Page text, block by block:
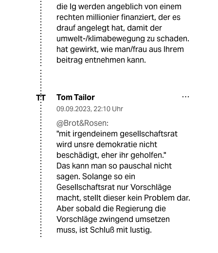
die lg werden angeblich von einem
rechten millionier finanziert, der es
drauf angelegt hat, damit der
umwelt-/klimabewegung zu schaden.
hat gewirkt, wie man/frau aus Ihrem
beitrag entnehmen kann.
TT Tom Tailor
09.09.2023, 22:10 Uhr
@Brot&Rosen:
"mit irgendeinem gesellschaftsrat
wird unsre demokratie nicht
beschädigt, eher ihr geholfen."
Das kann man so pauschal nicht
sagen. Solange so ein
Gesellschaftsrat nur Vorschläge
macht, stellt dieser kein Problem dar.
Aber sobald die Regierung die
Vorschläge zwingend umsetzen
muss, ist Schluß mit lustig.